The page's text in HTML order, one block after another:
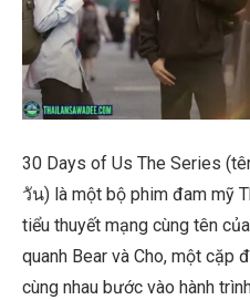
30 Days of Us The Series
วัน) là một bộ phim đam mỹ
tiểu thuyết mạng cùng tên
quanh Bear và Cho, một cặp
cùng nhau bước vào hành